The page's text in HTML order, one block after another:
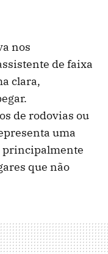
nos
de faixa
clara,
de rodovias ou
uma
principalmente
que não